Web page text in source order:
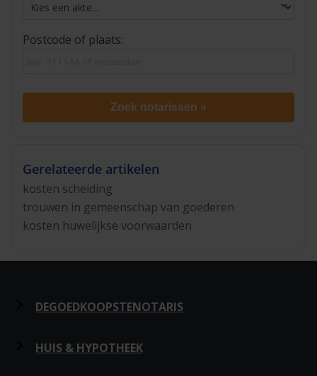
Postcode of plaats:
Zoek notarissen »
Gerelateerde artikelen
kosten scheiding
trouwen in gemeenschap van goederen
kosten huwelijkse voorwaarden
DEGOEDKOOPSTENOTARIS
Over ons
HUIS & HYPOTHEEK